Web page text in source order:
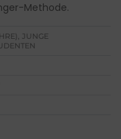
Methode.
JUNGE